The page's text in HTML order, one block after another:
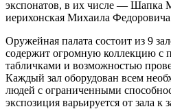
экспонатов, в их числе — Шапка
иерихонская Михаила
Оружейная палата состоит из 9
содержит огромную коллекцию с
табличками и возможностью
Каждый зал оборудован всем
людей с ограниченными
экспозиция варьируется от зала к